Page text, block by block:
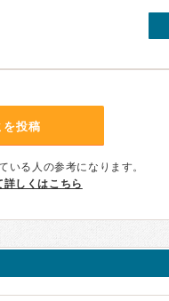
を投稿
いる人の参考になります。
詳しくはこちら